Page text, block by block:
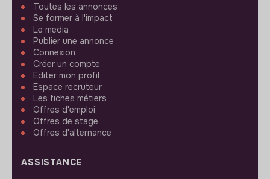
Toutes les annonces
Se former à l'impact
Le media
Publier une annonce
Connexion
Créer un compte
Editer mon profil
Espace recruteur
Les fiches métiers
Offres d'emploi
Offres de stage
Offres d'alternance
ASSISTANCE